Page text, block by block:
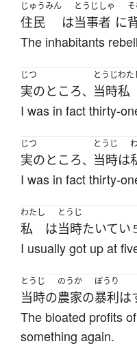
じゅうみん
住民 は
とうじしゃ
当事者 に
The inhabitants
じつ
実のところ、
とうじ
当時
わた
私
I was in fact thirty-
じつ
実のところ、
とうじ
当時は
I was in fact thirty-
わたし
私 は
とうじ
当時たいてい
I usually got up at
とうじ
当時の
のうか
農家の
ぼうり
暴利は
The bloated profits
something again.